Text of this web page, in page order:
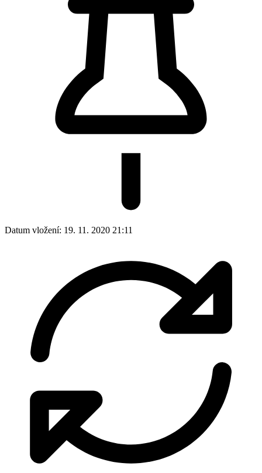
Datum vložení: 19. 11. 2020 21:11